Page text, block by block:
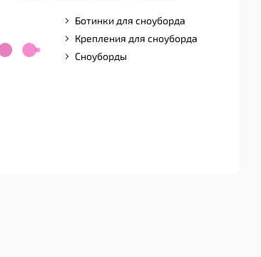
Ботинки для сноуборда
Крепления для сноуборда
Сноуборды